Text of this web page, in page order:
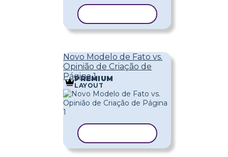
Novo Modelo de Fato vs.
Opinião de Criação de
Página 1
PREMIUM
LAYOUT